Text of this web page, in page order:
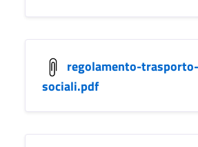
regolamento-
sociali.pdf